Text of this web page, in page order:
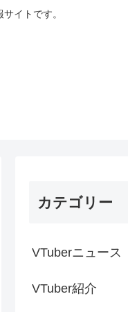
イトです。
カテゴリー
VTuberニュース
VTuber紹介